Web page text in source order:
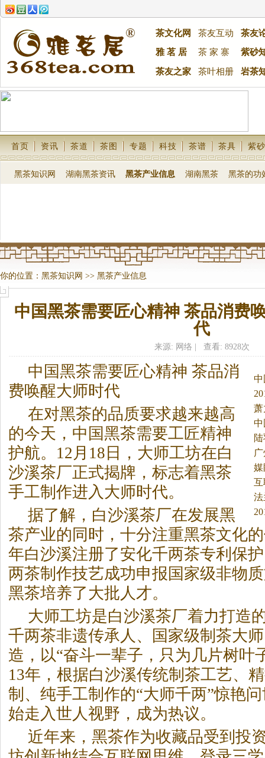
茶文化网 茶友互动
茶友
雅 茗 居
茶 家 寨 紫砂
茶友之家 茶叶相册 岩茶
首页 资讯 茶道 茶图 专题 科技 茶谱 茶具 紫砂
黑茶知识网 湖南黑茶资讯 黑茶产业信息 湖南黑茶 黑茶的功
你的位置： 黑茶知识网 >> 黑茶产业信息
中国黑茶需要匠心精神 茶品消费
代
来源: 网络 | 查看: 8928次
中
度
事
业
年
中国黑茶需要匠心精神 茶品消
费唤醒大师时代
在对黑茶的品质要求越来越高
的今天，中国黑茶需要工匠精神
护航。 12月18日，大师工坊在白
沙溪茶厂正式揭牌，标志着黑茶
手工制作进入大师时代。
据了解，白沙溪茶厂在发展黑
茶产业的同时，十分注重黑茶文化
年白沙溪注册了安化千两茶专利保
两茶制作技艺成功申报国家级非物
黑茶培养了大批人才。
大师工坊是白沙溪茶厂着力打造
千两茶非遗传承人、国家级制茶大
造，以“奋斗一辈子，只为几片树叶
13年，根据白沙溪传统制茶工艺、
制、纯手工制作的“大师千两”惊艳
始走入世人视野，成为热议。
近年来， 黑茶作为收藏品受到投